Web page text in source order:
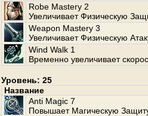
Robe Mastery 2
Увеличивает Физическую
Weapon Mastery 3
Увеличивает Физическую
Wind Walk 1
Временно увеличивает
Уровень: 25
Название
Anti Magic 7
Повышает Магическую